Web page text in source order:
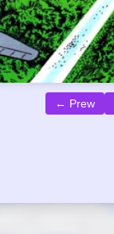
← Prew